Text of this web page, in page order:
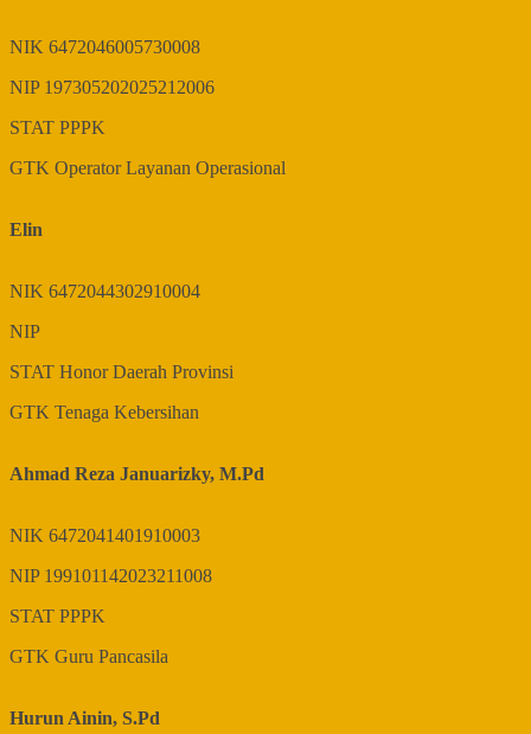
NIK 6472046005730008
NIP 197305202025212006
STAT PPPK
GTK Operator Layanan Operasional
Elin
NIK 6472044302910004
NIP
STAT Honor Daerah Provinsi
GTK Tenaga Kebersihan
Ahmad Reza Januarizky, M.Pd
NIK 6472041401910003
NIP 199101142023211008
STAT PPPK
GTK Guru Pancasila
Hurun Ainin, S.Pd